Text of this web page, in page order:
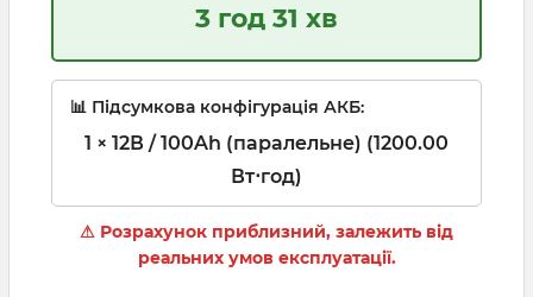
3 год 31 хв
📊 Підсумкова конфігурація АКБ:
1 × 12В / 100Ah (паралельне) (1200.00
Вт⋅год)
⚠ Розрахунок приблизний, залежить від
реальних умов експлуатації.